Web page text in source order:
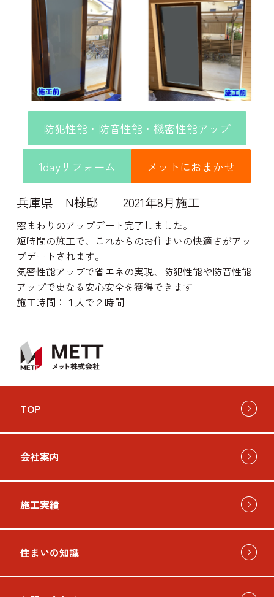
お問い
防犯性能・防音性能・機密性能アップ
1dayリフォーム メットにおまかせ
兵庫県 N様邸 2021年8月施工
窓まわりのアップデート完了しました。
短時間の施工で、これからのお住まいの快適さがアッ
プデートされます。
気密性能アップで省エネの実現、防犯性能や防音性能
アップで更なる安心安全を獲得できます
施工時間：１人で２時間
TOP
会社案内
施工実績
住まいの知識